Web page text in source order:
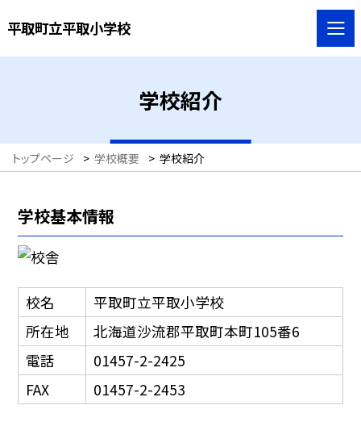
平取町立平取小学校
学校紹介
トップページ > 学校概要 > 学校紹介
学校基本情報
校名
平取町立平取小学校
所在地
北海道沙流郡平取町本町105番6
電話
01457-2-2425
FAX
01457-2-2453